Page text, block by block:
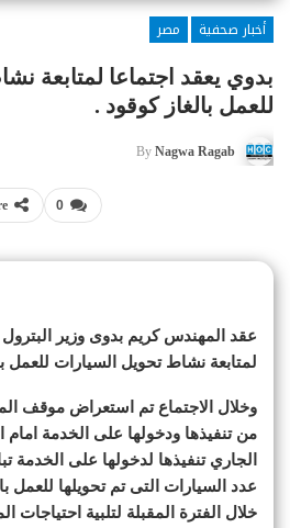
أخبار صحفية
مصر
بدوي يعقد اجتماعا لمتابعة
للعمل بالغاز كوقود .
By Nagwa Ragab
0
عقد المهندس كريم بدوى وزير البترول
لمتابعة نشاط تحويل السيارات للعمل
وخلال الاجتماع تم استعراض موقف
من تنفيذها ودخولها على الخدمة
الجاري تنفيذها لدخولها على الخدمة
عدد السيارات التى تم تحويلها للعمل
خلال الفترة المقبلة لتلبية احتياجات